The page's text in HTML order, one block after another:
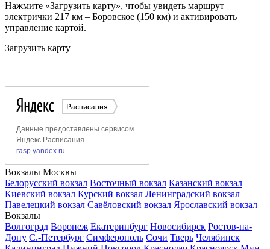
Нажмите «Загрузить карту», чтобы увидеть маршрут
электрички 217 км – Боровское (150 км) и активировать
управление картой.
Загрузить карту
Вокзалы Москвы
Белорусский вокзал Восточный вокзал Казанский вокзал
Киевский вокзал Курский вокзал Ленинградский вокзал
Павелецкий вокзал Савёловский вокзал Ярославский вокзал
Вокзалы
Волгоград Воронеж Екатеринбург Новосибирск Ростов-на-
Дону С.-Петербург Симферополь Сочи Тверь Челябинск